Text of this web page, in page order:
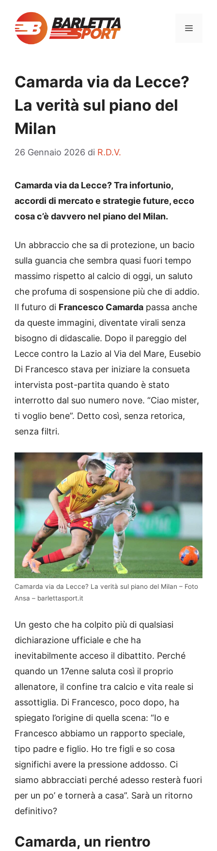
contenuto
MENU
Camarda via da Lecce?
La verità sul piano del
Milan
26 Gennaio 2026 di R.D.V.
Camarda via da Lecce? Tra infortunio,
accordi di mercato e strategie future, ecco
cosa c’è davvero nel piano del Milan.
Un abbraccio che sa di protezione, un bacio
sulla guancia che sembra quasi fuori tempo
massimo rispetto al calcio di oggi, un saluto
che profuma di sospensione più che di addio.
Il futuro di Francesco Camarda passa anche
da queste immagini, diventate virali senza
bisogno di didascalie. Dopo il pareggio del
Lecce contro la Lazio al Via del Mare, Eusebio
Di Francesco stava per iniziare la consueta
intervista post-partita quando è stato
interrotto dal suo numero nove. “Ciao mister,
ti voglio bene”. Detto così, senza retorica,
senza filtri.
Camarda via da Lecce? La verità sul piano del Milan – Foto
Ansa – barlettasport.it
Un gesto che ha colpito più di qualsiasi
dichiarazione ufficiale e che ha
inevitabilmente acceso il dibattito. Perché
quando un 17enne saluta così il proprio
allenatore, il confine tra calcio e vita reale si
assottiglia. Di Francesco, poco dopo, ha
spiegato l’origine di quella scena: “Io e
Francesco abbiamo un rapporto speciale,
tipo padre e figlio. Ho tre figli e so cosa
significhi avere la pressione addosso. Ci
siamo abbracciati perché adesso resterà fuori
per un po’ e tornerà a casa”. Sarà un ritorno
definitivo?
Camarda, un rientro